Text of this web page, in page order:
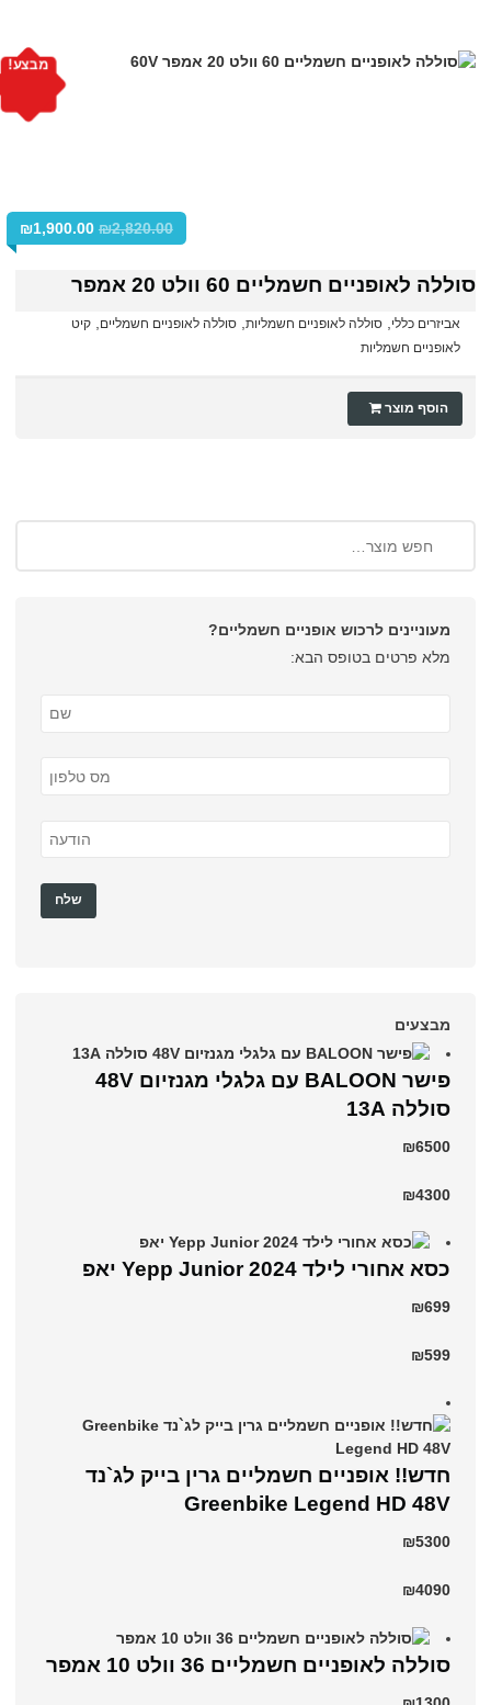
מבצע!
₪2,820.00
₪1,900.00
סוללה לאופניים חשמליים 60 וולט 20 אמפר
אביזרים כללי, סוללה לאופניים חשמליות,סוללה לאופניים חשמליים, קיט
לאופניים חשמליות
הוסף מוצר
מעוניינים לרכוש אופניים חשמליים?
מלא פרטים בטופס הבא:
מבצעים
פישר BALOON עם גלגלי מגנזיום 48V
סוללה 13A
₪6500
₪4300
כסא אחורי לילד Yepp Junior 2024 יאפ
₪699
₪599
חדש!! אופניים חשמליים גרין בייק לג`נד
Greenbike Legend HD 48V
₪5300
₪4090
סוללה לאופניים חשמליים 36 וולט 10 אמפר